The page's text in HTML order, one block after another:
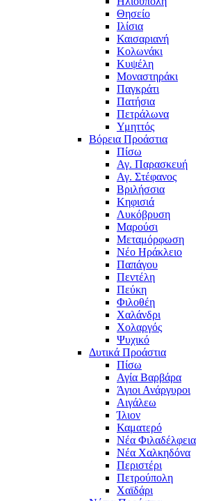
Θησείο
Ιλίσια
Καισαριανή
Κολωνάκι
Κυψέλη
Μοναστηράκι
Παγκράτι
Πατήσια
Πετράλωνα
Υμηττός
Βόρεια Προάστια
Πίσω
Αγ. Παρασκευή
Αγ. Στέφανος
Βριλήσσια
Κηφισιά
Λυκόβρυση
Μαρούσι
Μεταμόρφωση
Νέο Ηράκλειο
Παπάγου
Πεντέλη
Πεύκη
Φιλοθέη
Χαλάνδρι
Χολαργός
Ψυχικό
Δυτικά Προάστια
Πίσω
Αγία Βαρβάρα
Άγιοι Ανάργυροι
Αιγάλεω
Ίλιον
Καματερό
Νέα Φιλαδέλφεια
Νέα Χαλκηδόνα
Περιστέρι
Πετρούπολη
Χαϊδάρι